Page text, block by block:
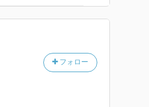
フォロー